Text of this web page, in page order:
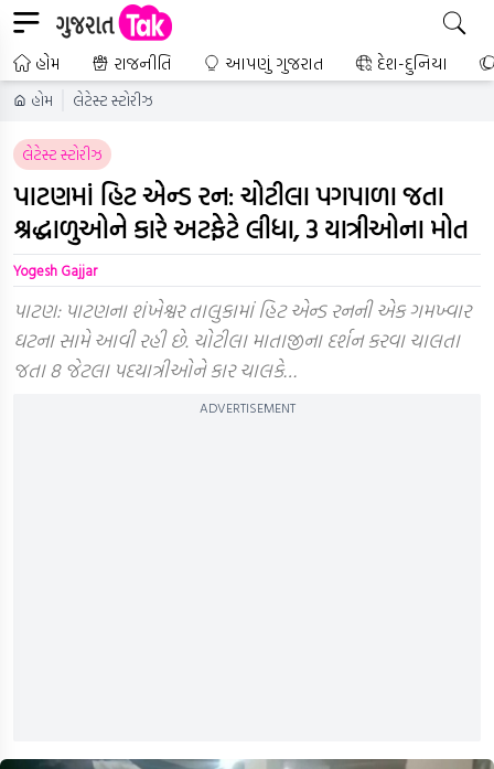
હોમ રાજનીતિ આપણું ગુજરાત દેશ-દુનિયા
હોમ લેટેસ્ટ સ્ટોરીઝ
લેટેસ્ટ સ્ટોરીઝ
પાટણમાં હિટ એન્ડ રન: ચોટીલા પગપાળા જતા
શ્રદ્ધાળુઓને કારે અટફેટે લીધા, 3 યાત્રીઓના મોત
Yogesh Gajjar
પાટણ: પાટણના શંખેશ્વર તાલુકામાં હિટ એન્ડ રનની એક ગમખ્વાર
ઘટના સામે આવી રહી છે. ચોટીલા માતાજીના દર્શન કરવા ચાલતા
જતા 8 જેટલા પદયાત્રીઓને કાર ચાલકે…
ADVERTISEMENT